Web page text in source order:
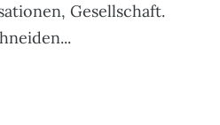
Gesellschaft.